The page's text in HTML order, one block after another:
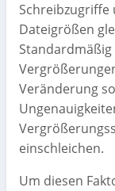
Schreibzugriffe
Dateigrößen
Veränderung
einschleichen.
Um diesen